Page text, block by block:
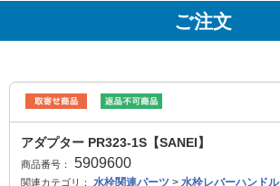
ご注文
アダプター PR323-1S【SANEI】
商品番号： 5909600
関連カテゴリ： 水栓関連パーツ > 水栓レバーハンドル